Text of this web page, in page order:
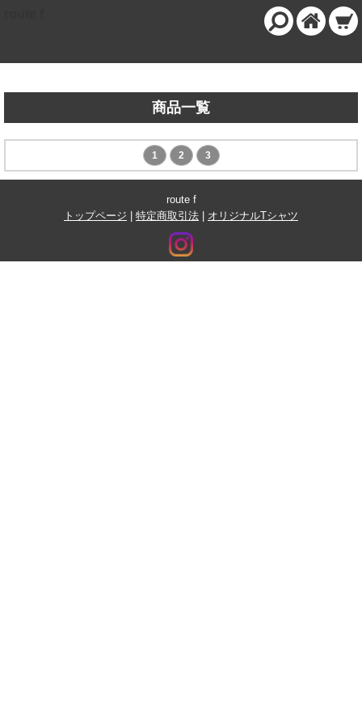
商品一覧
1 2 3
route f
トップページ
特定商取引法 オリジナルTシャツ